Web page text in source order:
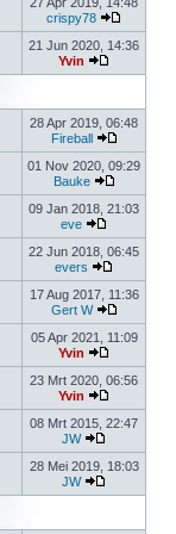
crispy78
21 Jun 2020, 14:36
Yvin
28 Apr 2019, 06:48
Fireball
01 Nov 2020, 09:29
Bauke
09 Jan 2018, 21:03
eve
22 Jun 2018, 06:45
evers
17 Aug 2017, 11:36
Gert W
05 Apr 2021, 11:09
Yvin
23 Mrt 2020, 06:56
Yvin
08 Mrt 2015, 22:47
JW
28 Mei 2019, 18:03
JW